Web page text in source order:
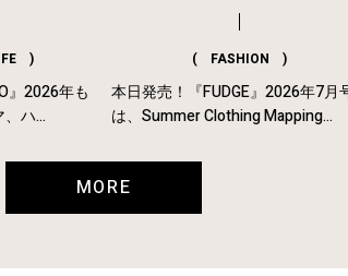
)
』2026年も
ハ...
( FASHION )
本日発売！『FUDGE』2026年7月
は、Summer Clothing Mapping...
MORE